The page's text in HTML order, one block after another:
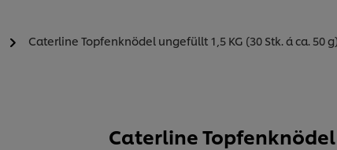
Caterline Topfenknödel ungefüllt 1,5 KG (30 Stk. á ca. 50 g)
Caterline